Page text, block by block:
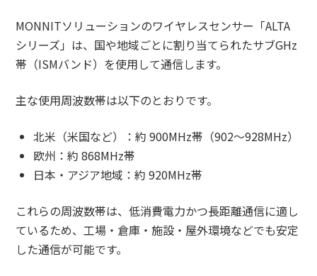
MONNITソリューションのワイヤレスセンサー「ALTA
シリーズ」は、国や地域ごとに割り当てられたサブGHz
帯（ISMバンド）を使用して通信します。
主な使用周波数帯は以下のとおりです。
北米（米国など）：約 900MHz帯（902～928MHz）
欧州：約 868MHz帯
日本・アジア地域：約 920MHz帯
これらの周波数帯は、低消費電力かつ長距離通信に適し
ているため、工場・倉庫・施設・屋外環境などでも安定
した通信が可能です。